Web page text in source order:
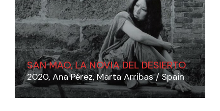
SAN MAO, LA NOVIA DEL DESIERTO
2020 Ana Pérez Marta Arribas Spain